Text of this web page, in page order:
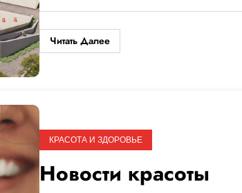
Читать Далее
КРАСОТА И ЗДОРОВЬЕ
Новости красоты